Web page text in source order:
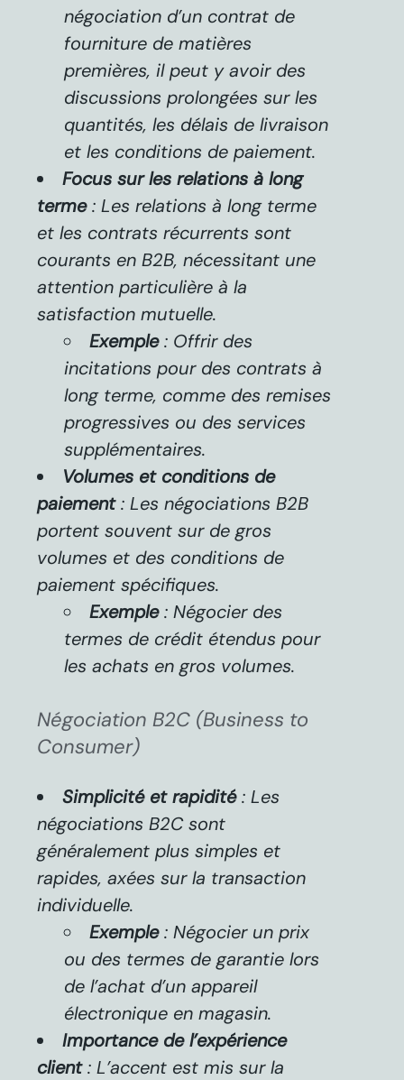
négociation d’un contrat de
fourniture de matières
premières, il peut y avoir des
discussions prolongées sur les
quantités, les délais de livraison
et les conditions de paiement.
Focus sur les relations à long
terme: Les relations à long terme
et les contrats récurrents sont
courants en B2B, nécessitant une
attention particulière à la
satisfaction mutuelle.
Exemple: Offrir des
incitations pour des contrats à
long terme, comme des remises
progressives ou des services
supplémentaires.
Volumes et conditions de
paiement: Les négociations B2B
portent souvent sur de gros
volumes et des conditions de
paiement spécifiques.
Exemple: Négocier des
termes de crédit étendus pour
les achats en gros volumes.
Négociation B2C (Business to
Consumer)
Simplicité et rapidité: Les
négociations B2C sont
généralement plus simples et
rapides, axées sur la transaction
individuelle.
Exemple: Négocier un prix
ou des termes de garantie lors
de l’achat d’un appareil
électronique en magasin.
Importance de l’expérience
client: L’accent est mis sur la